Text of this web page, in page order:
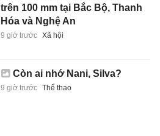
trên 100 mm tại Bắc Bộ, Thanh
Hóa và Nghệ An
9 giờ trước Xã hội
Còn ai nhớ Nani, Silva?
9 giờ trước Thể thao